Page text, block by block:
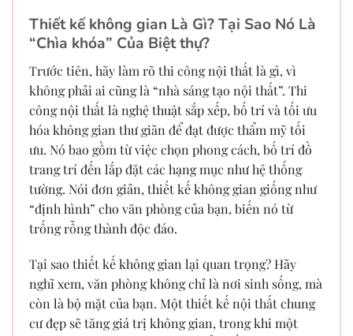
Thiết kế không gian Là Gì? Tại Sao Nó Là
“Chìa khóa” Của Biệt thự?
Trước tiên, hãy làm rõ thi công nội thất là gì, vì
không phải ai cũng là “nhà sáng tạo nội thất”. Thi
công nội thất là nghệ thuật sắp xếp, bố trí và tối ưu
hóa không gian thư giãn để đạt được thẩm mỹ tối
ưu. Nó bao gồm từ việc chọn phong cách, bố trí đồ
trang trí đến lắp đặt các hạng mục như hệ thống
tường. Nói đơn giản, thiết kế không gian giống như
“định hình” cho văn phòng của bạn, biến nó từ
trống rỗng thành độc đáo.
Tại sao thiết kế không gian lại quan trọng? Hãy
nghĩ xem, văn phòng không chỉ là nơi sinh sống, mà
còn là bộ mặt của bạn. Một thiết kế nội thất chung
cư đẹp sẽ tăng giá trị không gian, trong khi một